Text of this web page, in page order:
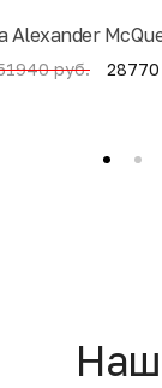
Alexander
руб.